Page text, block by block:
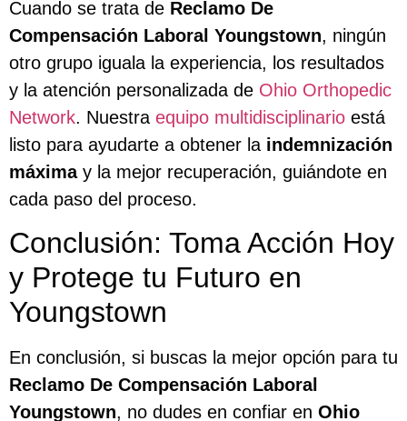
Cuando se trata de Reclamo De
Compensación Laboral Youngstown, ningún
otro grupo iguala la experiencia, los resultados
y la atención personalizada de Ohio Orthopedic
Network. Nuestra equipo multidisciplinario está
listo para ayudarte a obtener la indemnización
máximay la mejor recuperación, guiándote en
cada paso del proceso.
Conclusión: Toma Acción Hoy
y Protege tu Futuro en
Youngstown
En conclusión, si buscas la mejor opción para tu
Reclamo De Compensación Laboral
Youngstown, no dudes en confiar en Ohio